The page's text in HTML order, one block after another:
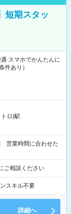
短期スタッ
スマホでかんたんに
件あり）
ロ)駅
ご相談ください
スキル不要
詳細へ